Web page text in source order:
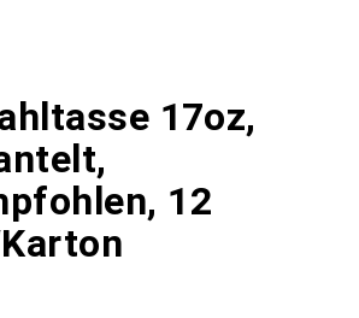
17oz,
12